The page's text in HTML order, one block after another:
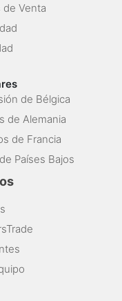
de Venta
de Bélgica
de Alemania
de Francia
Países Bajos